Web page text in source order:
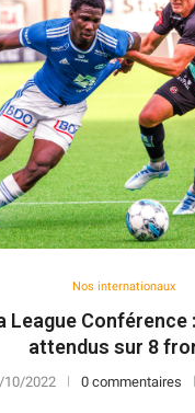
Nos internationaux
League Conférence
attendus sur 8
10/2022 0 commentaires